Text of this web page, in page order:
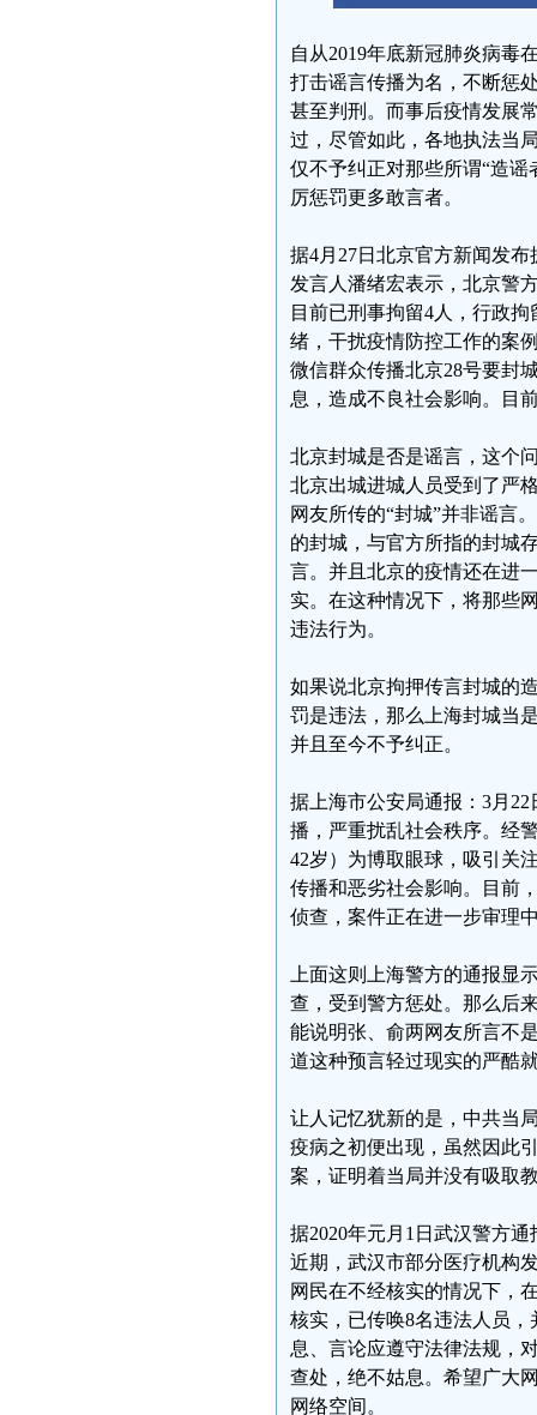
自从2019年底新冠肺炎病毒
打击谣言传播为名，不断惩
甚至判刑。而事后疫情发展
过，尽管如此，各地执法当
仅不予纠正对那些所谓“造
厉惩罚更多敢言者。
据4月27日北京官方新闻发
发言人潘绪宏表示，北京警
目前已刑事拘留4人，行政
绪，干扰疫情防控工作的案
微信群众传播北京28号要封
息，造成不良社会影响。目
北京封城是否是谣言，这个
北京出城进城人员受到了严
网友所传的“封城”并非谣言
的封城，与官方所指的封城
言。并且北京的疫情还在进
实。在这种情况下，将那些
违法行为。
如果说北京拘押传言封城的
罚是违法，那么上海封城当
并且至今不予纠正。
据上海市公安局通报：3月
播，严重扰乱社会秩序。经
42岁）为博取眼球，吸引关
传播和恶劣社会影响。目前
侦查，案件正在进一步审理
上面这则上海警方的通报显
查，受到警方惩处。那么后
能说明张、俞两网友所言不
道这种预言轻过现实的严酷
让人记忆犹新的是，中共当
疫病之初便出现，虽然因此
案，证明着当局并没有吸取
据2020年元月1日武汉警方
近期，武汉市部分医疗机构
网民在不经核实的情况下，
核实，已传唤8名违法人员
息、言论应遵守法律法规，
查处，绝不姑息。希望广大
网络空间。